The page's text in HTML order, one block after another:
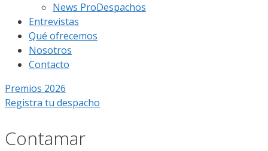
News ProDespachos
Entrevistas
Qué ofrecemos
Nosotros
Contacto
Premios 2026
Registra tu despacho
Contamar